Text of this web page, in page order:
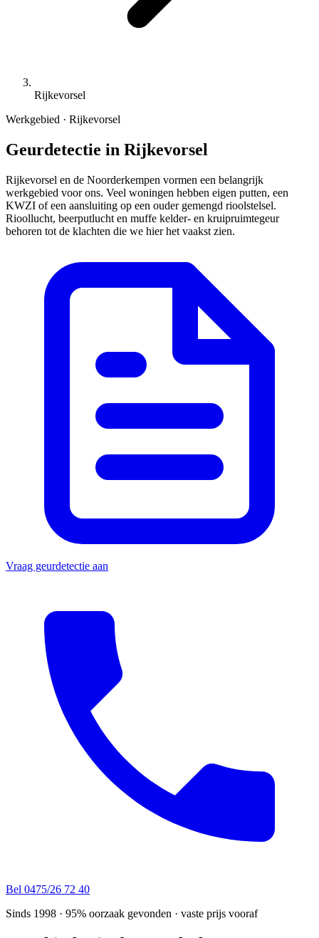
Rijkevorsel
Werkgebied · Rijkevorsel
Geurdetectie in Rijkevorsel
Rijkevorsel en de Noorderkempen vormen een belangrijk
werkgebied voor ons. Veel woningen hebben eigen putten, een
KWZI of een aansluiting op een ouder gemengd rioolstelsel.
Rioollucht, beerputlucht en muffe kelder- en kruipruimtegeur
behoren tot de klachten die we hier het vaakst zien.
Vraag geurdetectie aan
Bel 0475/26 72 40
Sinds 1998 · 95% oorzaak gevonden · vaste prijs vooraf